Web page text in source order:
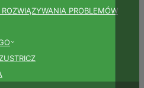
PROBLEMÓW